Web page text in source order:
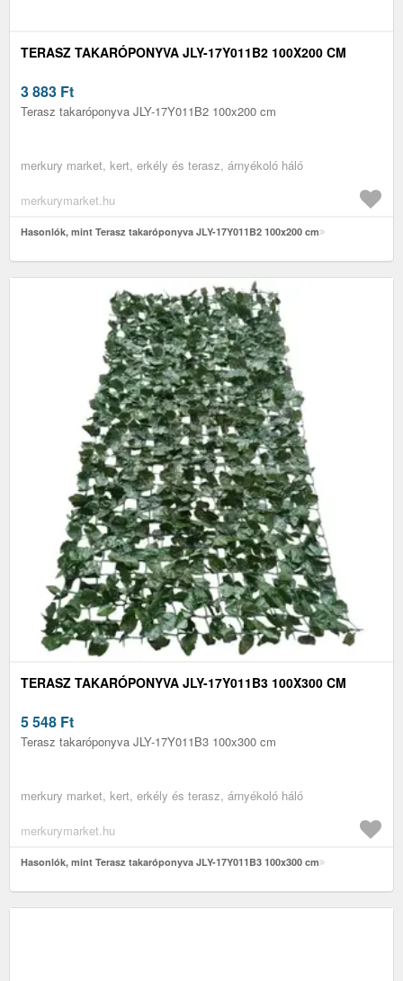
TERASZ TAKARÓPONYVA JLY-17Y011B2 100X200 CM
3 883 Ft
Terasz takaróponyva JLY-17Y011B2 100x200 cm
merkury market, kert, erkély és terasz, árnyékoló háló
merkurymarket.hu
Hasonlók, mint Terasz takaróponyva JLY-17Y011B2 100x200 cm
TERASZ TAKARÓPONYVA JLY-17Y011B3 100X300 CM
5 548 Ft
Terasz takaróponyva JLY-17Y011B3 100x300 cm
merkury market, kert, erkély és terasz, árnyékoló háló
merkurymarket.hu
Hasonlók, mint Terasz takaróponyva JLY-17Y011B3 100x300 cm